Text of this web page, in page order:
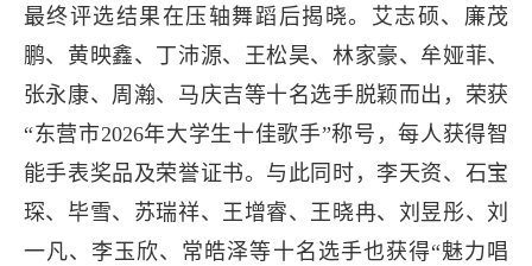
最终评选结果在压轴舞蹈后揭晓。艾志硕、廉茂
鹏、黄映鑫、丁沛源、王松昊、林家豪、牟娅菲、
张永康、周瀚、马庆吉等十名选手脱颖而出，荣获
“东营市2026年大学生十佳歌手”称号，每人获得智
能手表奖品及荣誉证书。与此同时，李天资、石宝
琛、毕雪、苏瑞祥、王增睿、王晓冉、刘昱彤、刘
一凡、李玉欣、常皓泽等十名选手也获得“魅力唱